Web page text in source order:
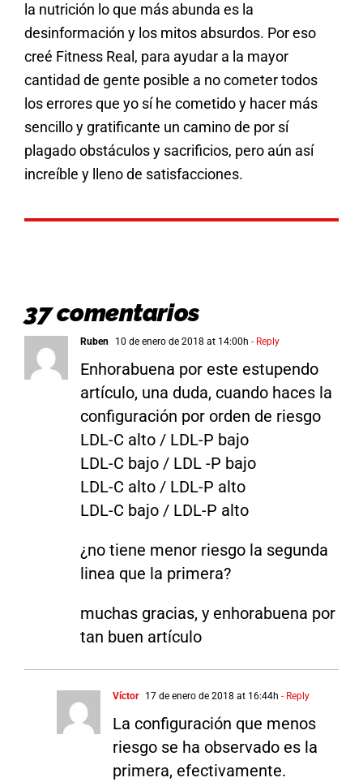
la nutrición lo que más abunda es la
desinformación y los mitos absurdos. Por eso
creé Fitness Real, para ayudar a la mayor
cantidad de gente posible a no cometer todos
los errores que yo sí he cometido y hacer más
sencillo y gratificante un camino de por sí
plagado obstáculos y sacrificios, pero aún así
increíble y lleno de satisfacciones.
37 comentarios
Ruben 10 de enero de 2018 at 14:00h - Reply
Enhorabuena por este estupendo
artículo, una duda, cuando haces la
configuración por orden de riesgo
LDL-C alto / LDL-P bajo
LDL-C bajo / LDL -P bajo
LDL-C alto / LDL-P alto
LDL-C bajo / LDL-P alto
¿no tiene menor riesgo la segunda
linea que la primera?
muchas gracias, y enhorabuena por
tan buen artículo
Víctor 17 de enero de 2018 at 16:44h - Reply
La configuración que menos
riesgo se ha observado es la
primera, efectivamente.